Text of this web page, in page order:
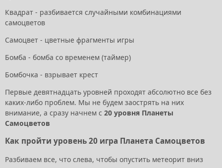
Квадрат - разбивается случайными комбинациями
самоцветов
Самоцвет - цветные фрагменты игры
Бомба - бомба со временем (таймер)
Бомбочка - взрывает крест
Первые девятнадцать уровней проходят абсолютно все без
каких-либо проблем. Мы не будем заострять на них
внимание, а сразу начнем с 20 уровня Планеты
Самоцветов
Как пройти уровень 20 игра Планета Самоцветов
Разбиваем все, что слева, чтобы опустить метеорит вниз